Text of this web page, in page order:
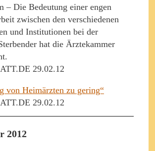
– Die Bedeutung einer engen
zwischen den verschiedenen
und Institutionen bei der
hat die Ärztekammer
29.02.12
von Heimärzten zu gering“
29.02.12
2012